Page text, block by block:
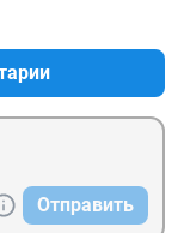
Отправить